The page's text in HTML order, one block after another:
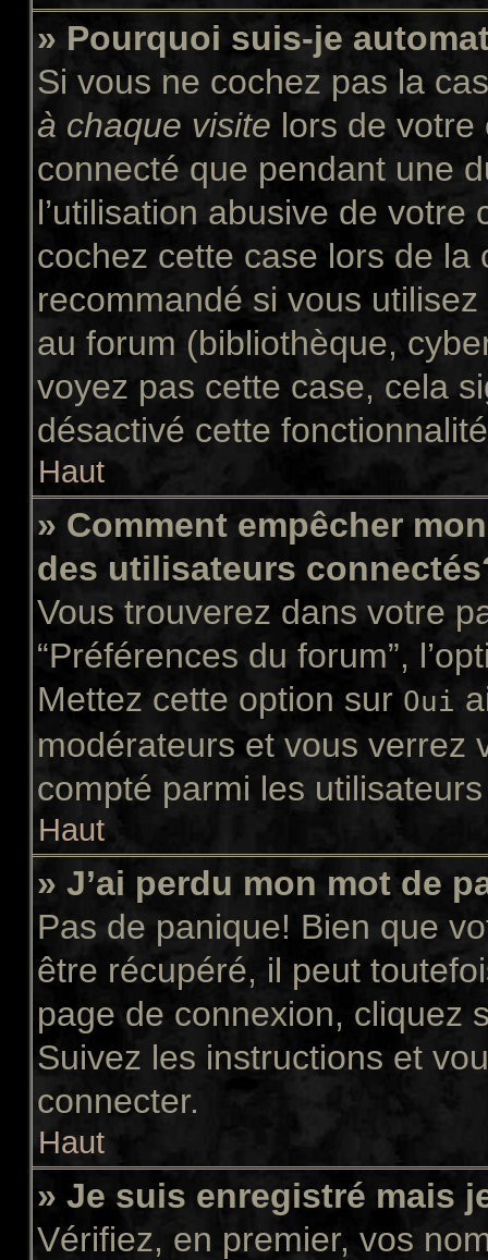
» Pourquoi suis-je
Si vous ne cochez pas la
à chaque visite lors de votre
connecté que pendant une
l’utilisation abusive de
cochez cette case lors de la
recommandé si vous
au forum (bibliothèque,
voyez pas cette case, cela
désactivé cette
Haut
» Comment empêcher
des utilisateurs
Vous trouverez dans votre
“Préférences du forum”,
Mettez cette option sur Oui
modérateurs et vous verrez
compté parmi les
Haut
» J’ai perdu mon mot de
Pas de panique! Bien que
être récupéré, il peut
page de connexion, cliquez
Suivez les instructions et
connecter.
Haut
» Je suis enregistré mais
Vérifiez, en premier, vos